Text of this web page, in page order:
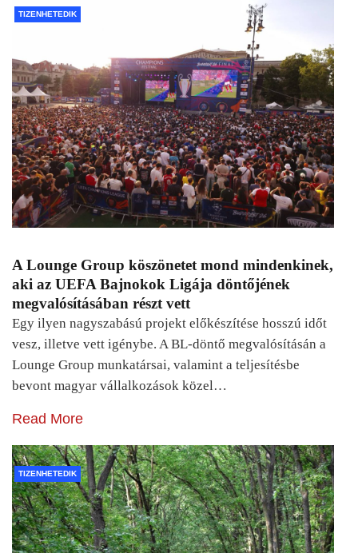
TIZENHETEDIK
A Lounge Group köszönetet mond mindenkinek,
aki az UEFA Bajnokok Ligája döntőjének
megvalósításában részt vett
Egy ilyen nagyszabású projekt előkészítése hosszú időt
vesz, illetve vett igénybe. A BL-döntő megvalósításán a
Lounge Group munkatársai, valamint a teljesítésbe
bevont magyar vállalkozások közel…
Read More
TIZENHETEDIK